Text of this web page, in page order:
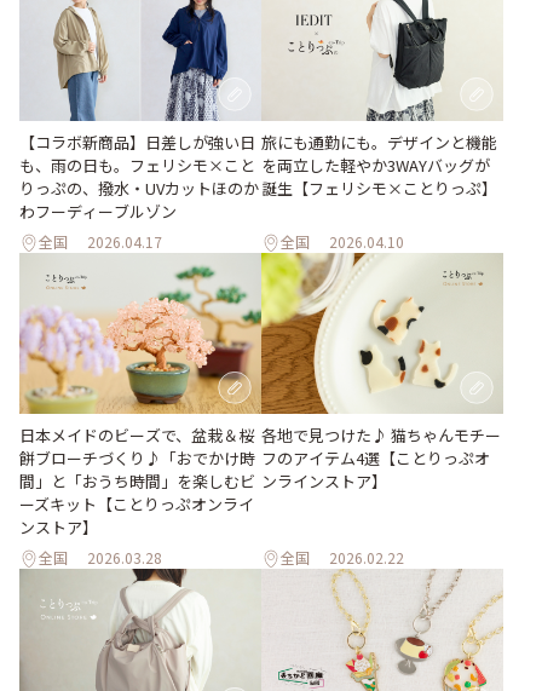
【コラボ新商品】日差しが強い日
も、雨の日も。フェリシモ×こと
りっぷの、撥水・UVカットほのか
わフーディーブルゾン
全国 2026.04.17
旅にも通勤にも。デザインと機能
を両立した軽やか3WAYバッグが
誕生【フェリシモ×ことりっぷ】
全国 2026.04.10
日本メイドのビーズで、盆栽＆桜
餅ブローチづくり♪「おでかけ時
間」と「おうち時間」を楽しむビ
ーズキット【ことりっぷオンライ
ンストア】
全国 2026.03.28
各地で見つけた♪ 猫ちゃんモチー
フのアイテム4選【ことりっぷオ
ンラインストア】
全国 2026.02.22